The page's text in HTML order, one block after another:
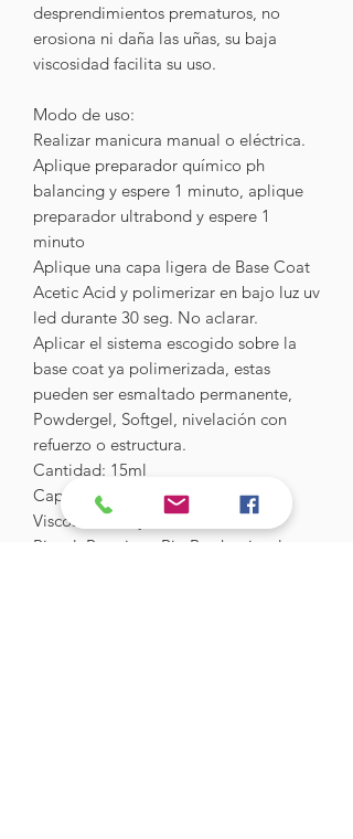
desprendimientos prematuros, no
erosiona ni daña las uñas, su baja
viscosidad facilita su uso.
Modo de uso:
Realizar manicura manual o eléctrica.
Aplique preparador químico ph
balancing y espere 1 minuto, aplique
preparador ultrabond y espere 1
minuto
Aplique una capa ligera de Base Coat
Acetic Acid y polimerizar en bajo luz uv
led durante 30 seg. No aclarar.
Aplicar el sistema escogido sobre la
base coat ya polimerizada, estas
pueden ser esmaltado permanente,
Powdergel, Softgel, nivelación con
refuerzo o estructura.
Cantidad: 15ml
Capacidad: 70 a 90 aplicaciones
Viscosidad: Baja
Pincel: Premium Big Brush, pincel con